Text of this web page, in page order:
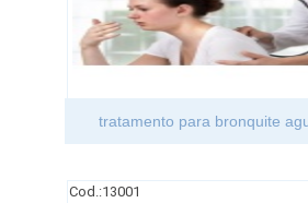
tratamento para bronquite
Cod.:13001